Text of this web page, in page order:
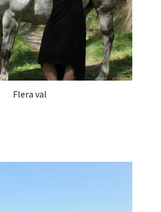
Flera val